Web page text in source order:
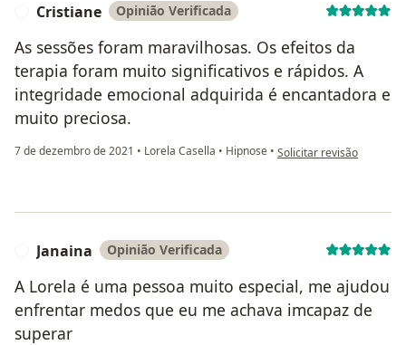
Cristiane Opinião Verificada
As sessões foram maravilhosas. Os efeitos da
terapia foram muito significativos e rápidos. A
integridade emocional adquirida é encantadora e
muito preciosa.
7 de dezembro de 2021 • Lorela Casella • Hipnose • na opinião do utilizador
Solicitar revisão
Janaina Opinião Verificada
A Lorela é uma pessoa muito especial, me ajudou
enfrentar medos que eu me achava imcapaz de
superar